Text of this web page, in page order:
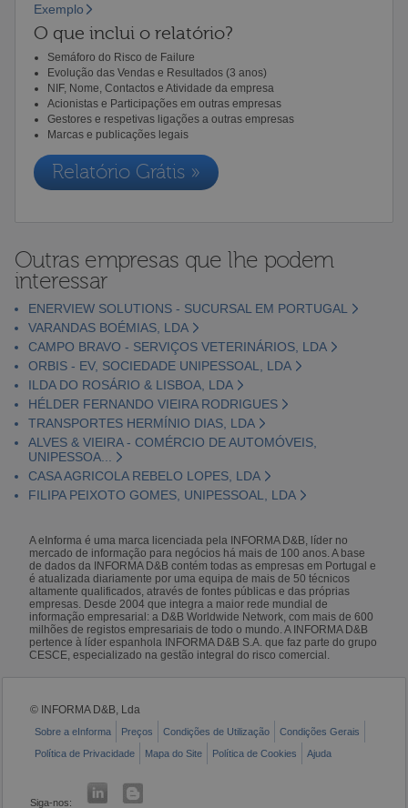
Exemplo
O que inclui o relatório?
Semáforo do Risco de Failure
Evolução das Vendas e Resultados (3 anos)
NIF, Nome, Contactos e Atividade da empresa
Acionistas e Participações em outras empresas
Gestores e respetivas ligações a outras empresas
Marcas e publicações legais
Relatório Grátis »
Outras empresas que lhe podem
interessar
ENERVIEW SOLUTIONS - SUCURSAL EM PORTUGAL
VARANDAS BOÉMIAS, LDA
CAMPO BRAVO - SERVIÇOS VETERINÁRIOS, LDA
ORBIS - EV, SOCIEDADE UNIPESSOAL, LDA
ILDA DO ROSÁRIO & LISBOA, LDA
HÉLDER FERNANDO VIEIRA RODRIGUES
TRANSPORTES HERMÍNIO DIAS, LDA
ALVES & VIEIRA - COMÉRCIO DE AUTOMÓVEIS,
UNIPESSOA...
CASA AGRICOLA REBELO LOPES, LDA
FILIPA PEIXOTO GOMES, UNIPESSOAL, LDA
A eInforma é uma marca licenciada pela INFORMA D&B, líder no
mercado de informação para negócios há mais de 100 anos. A base
de dados da INFORMA D&B contém todas as empresas em Portugal e
é atualizada diariamente por uma equipa de mais de 50 técnicos
altamente qualificados, através de fontes públicas e das próprias
empresas. Desde 2004 que integra a maior rede mundial de
informação empresarial: a D&B Worldwide Network, com mais de 600
milhões de registos empresariais de todo o mundo. A INFORMA D&B
pertence à líder espanhola INFORMA D&B S.A. que faz parte do grupo
CESCE, especializado na gestão integral do risco comercial.
© INFORMA D&B, Lda
Sobre a eInforma Preços Condições de Utilização
Condições Gerais
Política de Privacidade
Mapa do Site Política de Cookies Ajuda
Siga-nos: